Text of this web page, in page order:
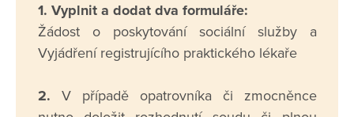
1. Vyplnit a dodat dva formuláře:
Žádost o poskytování sociální služby a
Vyjádření registrujícího praktického lékaře
2. V případě opatrovníka či zmocněnce